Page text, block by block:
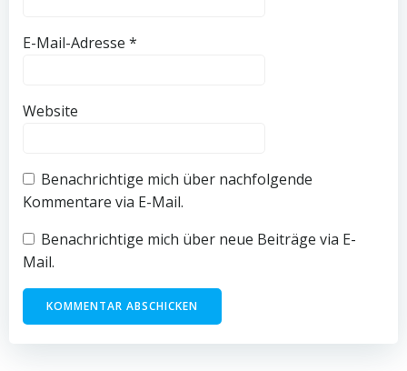
E-Mail-Adresse *
Website
Benachrichtige mich über nachfolgende
Kommentare via E-Mail.
Benachrichtige mich über neue Beiträge via E-
Mail.